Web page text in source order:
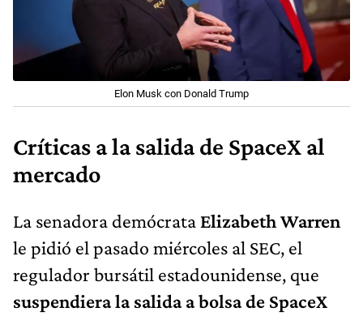
Elon Musk con Donald Trump
Críticas a la salida de SpaceX al
mercado
La senadora demócrata Elizabeth Warren
le pidió el pasado miércoles al SEC, el
regulador bursátil estadounidense, que
suspendiera la salida a bolsa de SpaceX